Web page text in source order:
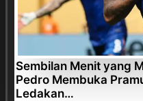
Sembilan Menit yang
Pedro Membuka
Ledakan…